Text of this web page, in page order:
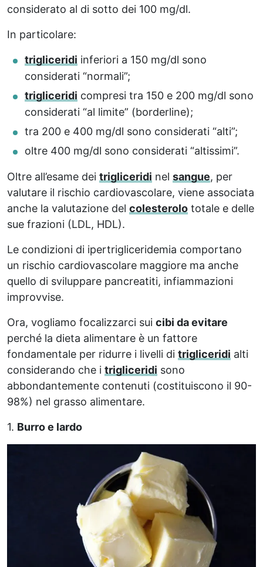
considerato al di sotto dei 100 mg/dl.
In particolare:
trigliceridi inferiori a 150 mg/dl sono
considerati “normali”;
trigliceridi compresi tra 150 e 200 mg/dl sono
considerati “al limite” (borderline);
tra 200 e 400 mg/dl sono considerati “alti”;
oltre 400 mg/dl sono considerati “altissimi”.
Oltre all’esame dei trigliceridi nel sangue, per
valutare il rischio cardiovascolare, viene associata
anche la valutazione del colesterolo totale e delle
sue frazioni (LDL, HDL).
Le condizioni di ipertrigliceridemia comportano
un rischio cardiovascolare maggiore ma anche
quello di sviluppare pancreatiti, infiammazioni
improvvise.
Ora, vogliamo focalizzarci sui cibi da evitare
perché la dieta alimentare è un fattore
fondamentale per ridurre i livelli di trigliceridi alti
considerando che i trigliceridi sono
abbondantemente contenuti (costituiscono il 90-
98%) nel grasso alimentare.
1. Burro e lardo